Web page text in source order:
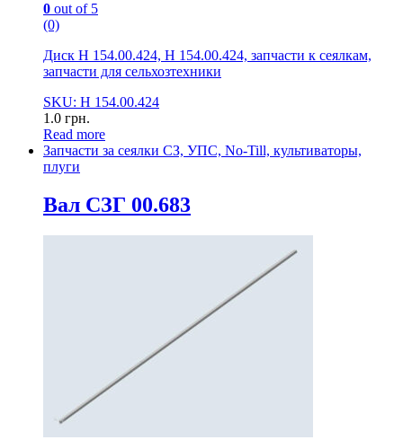
0 out of 5
(0)
Диск Н 154.00.424, Н 154.00.424, запчасти к сеялкам,
запчасти для сельхозтехники
SKU: Н 154.00.424
1.0 грн.
Read more
Запчасти за сеялки СЗ, УПС, No-Till, культиваторы,
плуги
Вал СЗГ 00.683